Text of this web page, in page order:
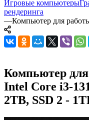
Игровые компьютеры
рендеринга
—Компьютер для
Компьютер
Intel Core i3-
2TB, SSD 2 -